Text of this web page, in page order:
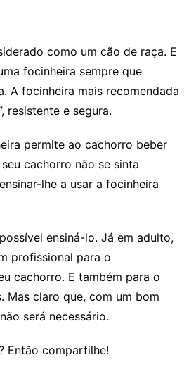
como um cão de raça. E
focinheira sempre que
A focinheira mais recomendada
resistente e segura.
permite ao cachorro beber
cachorro não se sinta
lhe a usar a focinheira
ensiná-lo. Já em adulto,
profissional para o
cachorro. E também para o
Mas claro que, com um bom
será necessário.
Então compartilhe!